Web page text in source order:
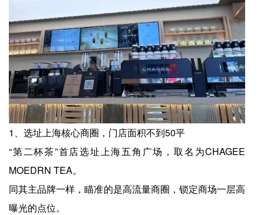
1、选址上海核心商圈，门店面积不到50平
“第二杯茶”首店选址上海五角广场，取名为CHAGEE
MOEDRN TEA。
同其主品牌一样，瞄准的是高流量商圈，锁定商场一层高
曝光的点位。